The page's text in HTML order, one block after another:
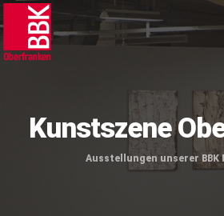
Kunstszene
Ausstellungen unserer